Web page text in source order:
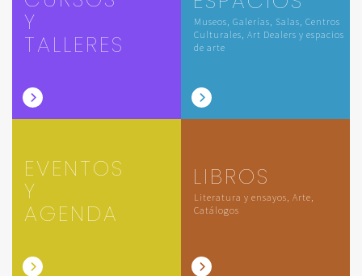
Y
TALLERES
Museos, Galerías, Salas, Centros
Culturales, Art Dealers y espacios
de arte
EVENTOS
Y
AGENDA
LIBROS
Literatura y ensayos, Arte,
Catálogos